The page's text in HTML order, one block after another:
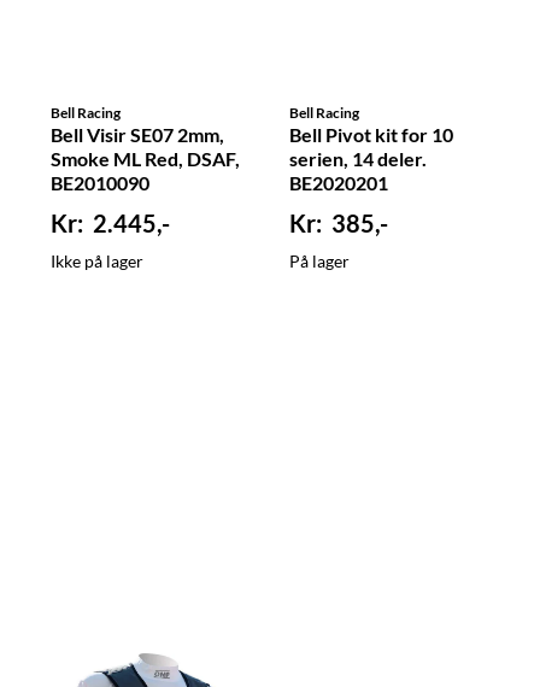
Bell Racing
Bell Visir SE07 2mm,
Smoke ML Red, DSAF,
BE2010090
2.445,-
Ikke på lager
Bell Racing
Bell Pivot kit for 10
serien, 14 deler.
BE2020201
385,-
På lager